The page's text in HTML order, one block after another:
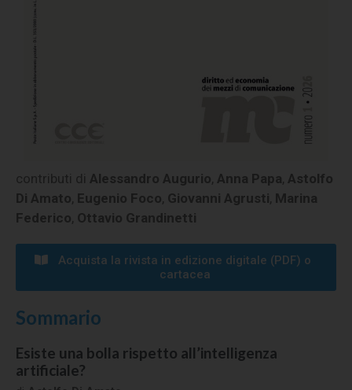
contributi di Alessandro Augurio, Anna Papa, Astolfo
Di Amato, Eugenio Foco, Giovanni Agrusti, Marina
Federico, Ottavio Grandinetti
Acquista la rivista in edizione digitale (PDF) o
cartacea​​
Sommario
Esiste una bolla rispetto all’intelligenza
artificiale?